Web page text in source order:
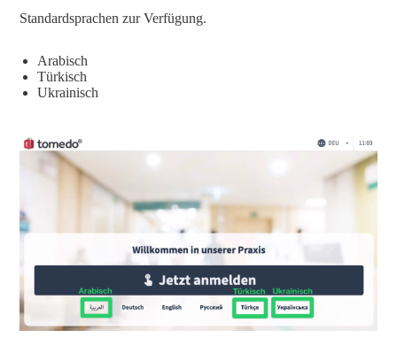
Standardsprachen zur Verfügung.
Arabisch
Türkisch
Ukrainisch